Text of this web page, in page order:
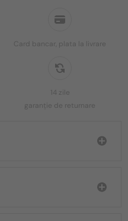
Card bancar, plata la livrare
14 zile
garanție de returnare